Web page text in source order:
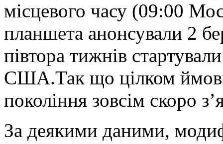
місцевого часу (09:00
планшета анонсували 2
півтора тижнів
США.Так що цілком
покоління зовсім скоро
За деякими даними,